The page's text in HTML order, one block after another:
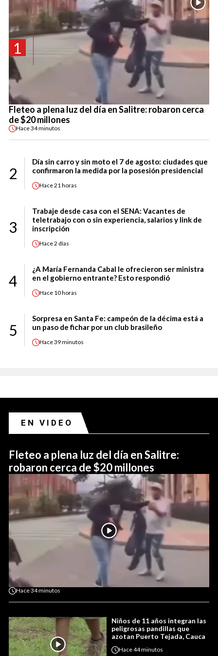
1
Fleteo a plena luz del día en Salitre: robaron cerca
de $20 millones
Hace34 minutos
2
Día sin carro y sin moto el 7 de agosto: ciudades que
confirmaron la medida por la posesión presidencial
Hace21 horas
3
Trabaje desde casa con el SENA: Vacantes de
teletrabajo con o sin experiencia, salarios y link de
inscripción
Hace2 días
4
¿A María Fernanda Cabal le ofrecieron ser ministra
en el gobierno entrante? Esto respondió
Hace 10 horas
5
Sorpresa en Santa Fe: campeón de la décima está a
un paso de fichar por un club brasileño
Hace39 minutos
EN VIDEO
Fleteo a plena luz del día en Salitre:
robaron cerca de $20 millones
Hace34 minutos
Niños de 11 años integran las
peligrosas pandillas que
azotan Puerto Tejada, Cauca
Hace44 minutos